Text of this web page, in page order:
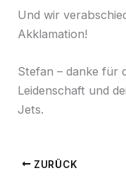
Und wir
Akklamation!
Stefan – danke für
Leidenschaft und
Jets.
ZURÜCK